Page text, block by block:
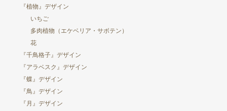
『植物』デザイン
いちご
多肉植物（エケベリア・サボテン）
花
『千鳥格子』デザイン
『アラベスク』デザイン
『蝶』デザイン
『鳥』デザイン
『月』デザイン